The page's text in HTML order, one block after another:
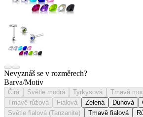
Nevyznáš se v rozměrech?
Barva/Motiv
Čirá Světle modrá Tyrkysová Tmavě
Tmavě růžová
Fialová Zelená Duhová
Světle fialová (Tanzanite)
Tmavě fialová